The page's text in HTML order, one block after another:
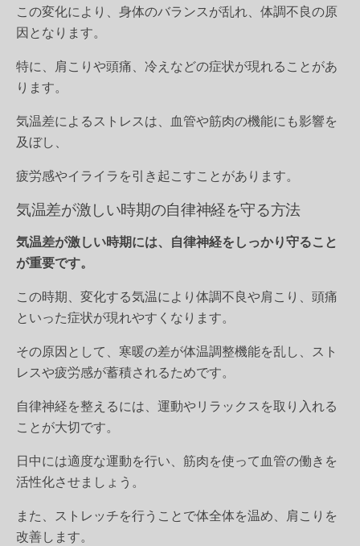
この変化により、身体のバランスが乱れ、体調不良の原
因となります。
特に、肩こりや頭痛、冷えなどの症状が現れることがあ
ります。
気温差によるストレスは、血管や筋肉の機能にも影響を
及ぼし、
疲労感やイライラを引き起こすことがあります。
気温差が激しい時期の自律神経を守る方法
気温差が激しい時期には、自律神経をしっかり守ること
が重要です。
この時期、変化する気温により体調不良や肩こり、頭痛
といった症状が現れやすくなります。
その原因として、寒暖の差が体温調整機能を乱し、スト
レスや疲労感が蓄積されるためです。
自律神経を整えるには、運動やリラックスを取り入れる
ことが大切です。
日中には適度な運動を行い、筋肉を使って血管の働きを
活性化させましょう。
また、ストレッチを行うことで体全体を温め、肩こりを
改善します。